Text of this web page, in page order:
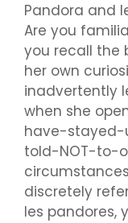
Pandora and
Are you
you recall the
her own
inadvertently
when she
have-stayed-
told-NOT-to-
discretely
les pandores,